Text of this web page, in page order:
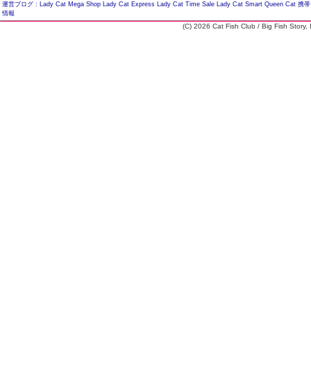
運営ブログ : Lady Cat Mega Shop Lady Cat Express Lady Cat Time Sale Lady Cat Smart Queen Cat 携
情報
(C) 2026 Cat Fish Club / Big Fish Story,